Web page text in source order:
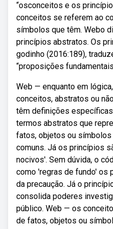
“osconceitos e os
conceitos se referem ao
símbolos que têm. Webo
princípios abstratos. Os
godinho (2016:189),
“proposições
Web — enquanto em
conceitos, abstratos ou
têm definições
termos abstratos que
fatos, objetos ou
comuns. Já os princípios
nocivos'. Sem dúvida, o
como 'regras de fundo' os
da precaução. Já o
consolida poderes
público. Web — os
de fatos, objetos ou